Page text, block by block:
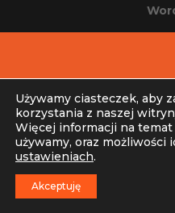
Używamy ciasteczek, aby
korzystania z naszej
Więcej informacji na
używamy, oraz możliwości
ustawieniach.
Akceptuję